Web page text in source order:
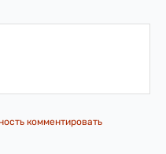
комментировать